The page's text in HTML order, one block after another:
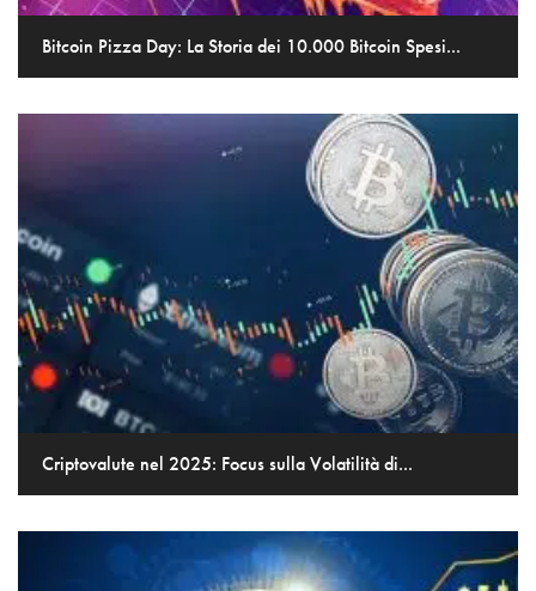
Bitcoin Pizza Day: La Storia dei 10.000 Bitcoin Spesi...
Criptovalute nel 2025: Focus sulla Volatilità di...